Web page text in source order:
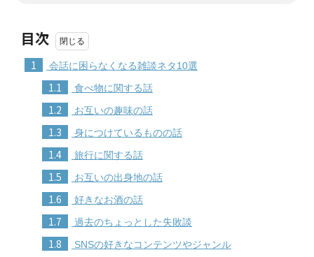
目次
1 会話に困らなくなる雑談ネタ10選
1.1 食べ物に関する話
1.2 お互いの趣味の話
1.3 身につけているものの話
1.4 旅行に関する話
1.5 お互いの出身地の話
1.6 好きなお酒の話
1.7 過去のちょっとした失敗談
1.8 SNSの好きなコンテンツやジャンル